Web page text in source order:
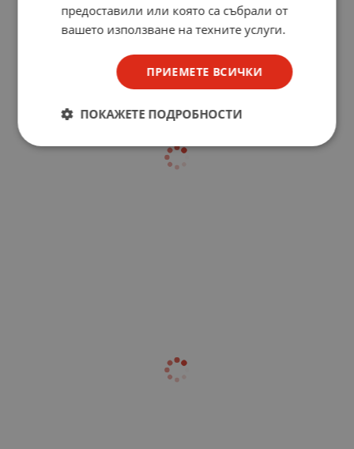
предоставили или която са събрали от
вашето използване на техните услуги.
ПРИЕМЕТЕ ВСИЧКИ
ПОКАЖЕТЕ ПОДРОБНОСТИ